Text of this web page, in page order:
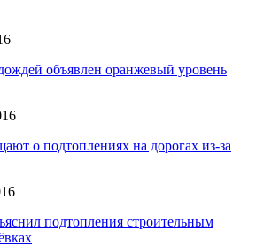
объявлен оранжевый уровень
о подтоплениях на дорогах из-за
подтопления строительным